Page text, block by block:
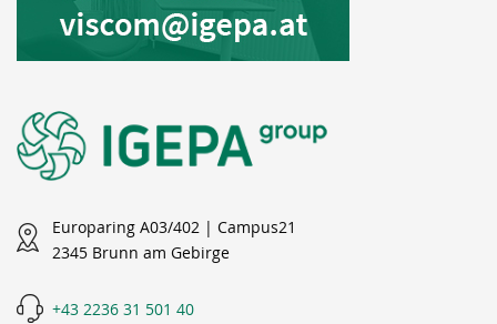
Europaring A03/402 | Campus21
2345 Brunn am Gebirge
+43 2236 31 501 40